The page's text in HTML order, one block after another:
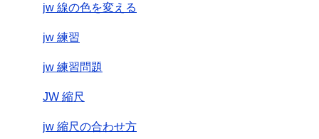
jw 線の色を変える
jw 練習
jw 練習問題
JW 縮尺
jw 縮尺の合わせ方